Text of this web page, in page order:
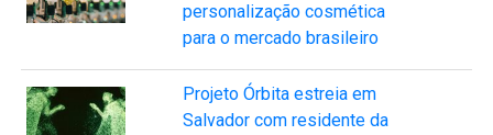
personalização cosmética
para o mercado brasileiro
Projeto Órbita estreia em
Salvador com residente da